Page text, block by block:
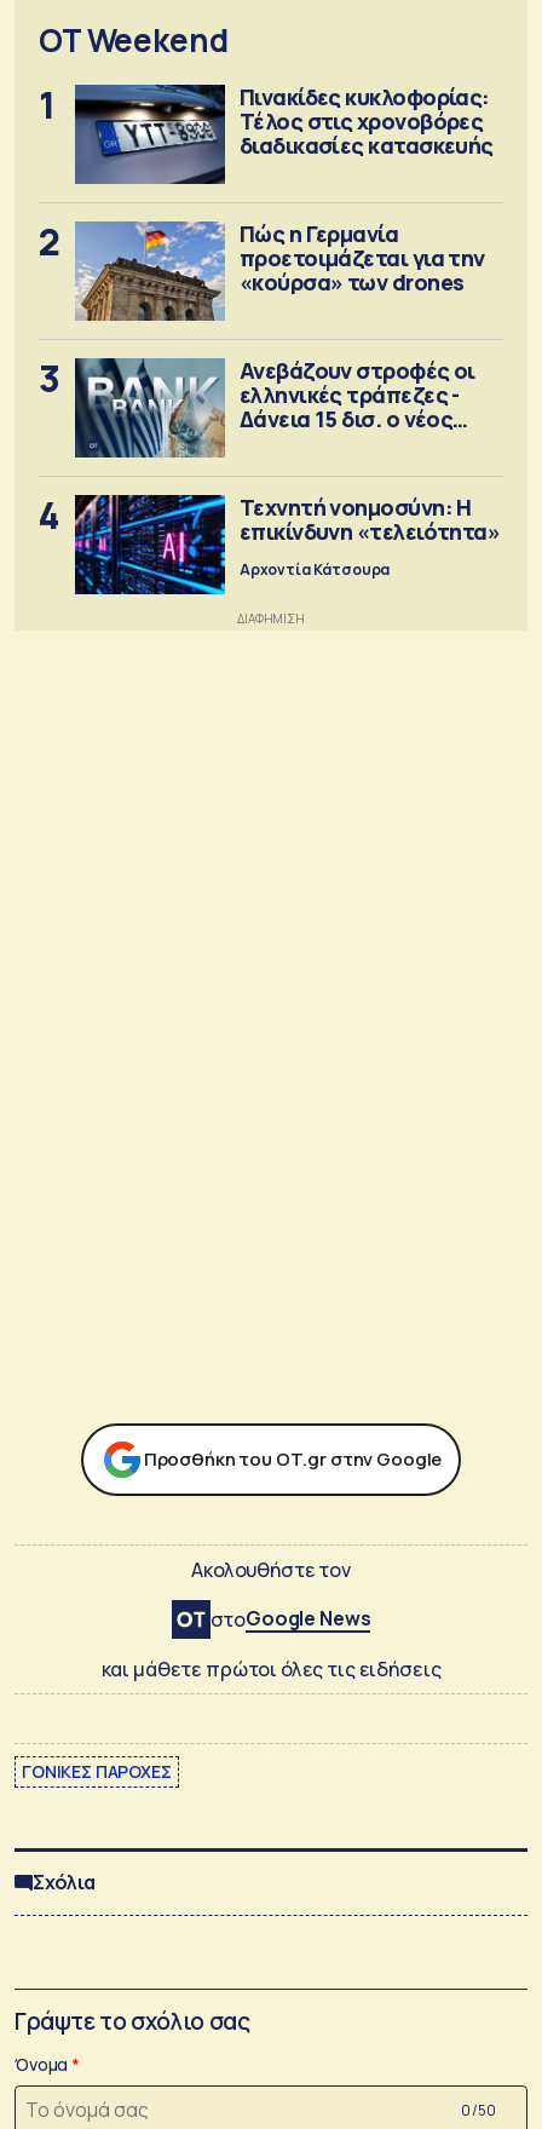
OT Weekend
1
Πινακίδες κυκλοφορίας:
Τέλος στις χρονοβόρες
διαδικασίες κατασκευής
2
Πώς η Γερμανία
προετοιμάζεται για την
«κούρσα» των drones
3
Ανεβάζουν στροφές οι
ελληνικές τράπεζες -
Δάνεια 15 δισ. ο νέος
4
Τεχνητή νοημοσύνη: Η
επικίνδυνη «τελειότητα»
Αρχοντία Κάτσουρα
Προσθήκη του ΟΤ.gr στην Google
Ακολουθήστε τον
στοGoogle News
και μάθετε πρώτοι όλες τις ειδήσεις
ΓΟΝΙΚΕΣ ΠΑΡΟΧΕΣ
Σχόλια
Γράψτε το σχόλιο σας
Όνομα
0 /50